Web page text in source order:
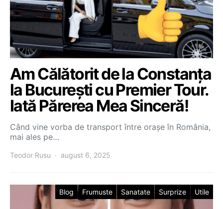
Am Călătorit de la Constanța
la București cu Premier Tour.
Iată Părerea Mea Sinceră!
Când vine vorba de transport între orașe în România,
mai ales pe…
Teodor Rusu august 6, 2025
Blog Frumuste Sanatate Surprize Utile